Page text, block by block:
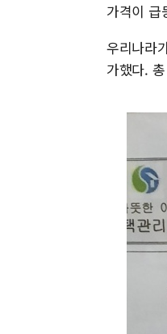
가격이 급
우리나라
가했다.